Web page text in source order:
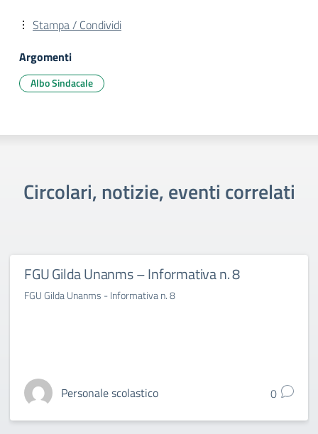
Stampa / Condividi
Argomenti
Albo Sindacale
Circolari, notizie, eventi correlati
FGU Gilda Unanms – Informativa n. 8
FGU Gilda Unanms - Informativa n. 8
Personale scolastico 0